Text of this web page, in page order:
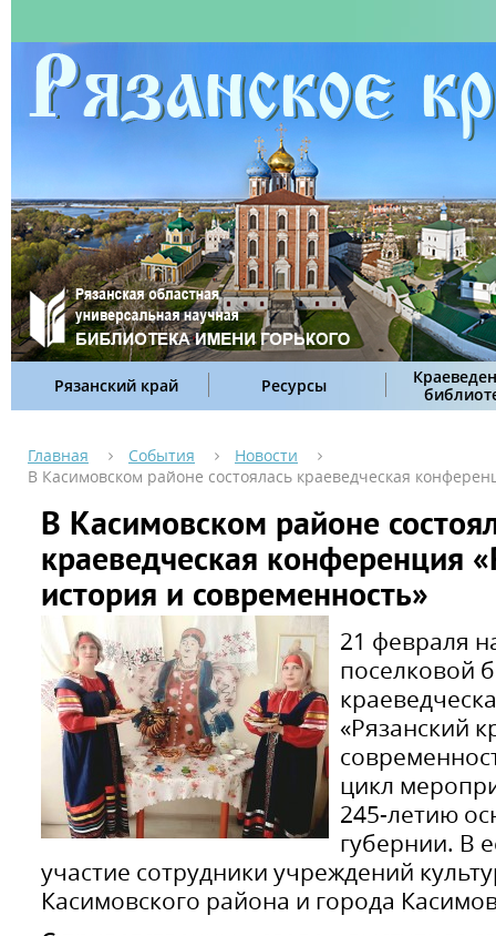
Рязанский край Ресурсы
Главная События
Новости
В Касимовском районе состоялась краеведческая
В Касимовском районе
краеведческая конференция
история и современность»
21 февраля
поселковой
«Рязанский
цикл
245-летию
губернии. В
участие сотрудники учреждений
Касимовского района и города